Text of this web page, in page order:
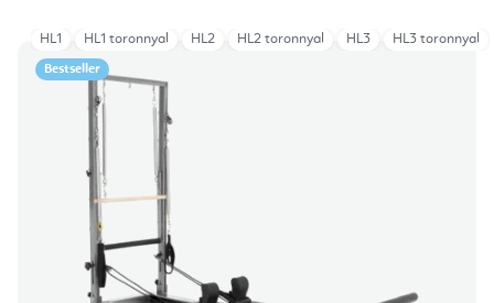
Bestseller
HL1 HL1 toronnyal HL2 HL2 toronnyal HL3 HL3 toronnyal